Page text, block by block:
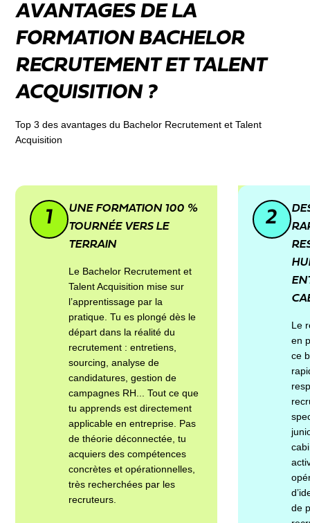
AVANTAGES DE LA
FORMATION BACHELOR
RECRUTEMENT ET TALENT
ACQUISITION ?
Top 3 des avantages du Bachelor Recrutement et Talent
Acquisition
1
UNE FORMATION 100 %
TOURNÉE VERS LE
TERRAIN
Le Bachelor Recrutement et
Talent Acquisition mise sur
l’apprentissage par la
pratique. Tu es plongé dès le
départ dans la réalité du
recrutement : entretiens,
sourcing, analyse de
candidatures, gestion de
campagnes RH... Tout ce que
tu apprends est directement
applicable en entreprise. Pas
de théorie déconnectée, tu
acquiers des compétences
concrètes et opérationnelles,
très recherchées par les
recruteurs.
2
Le
en
ce
de